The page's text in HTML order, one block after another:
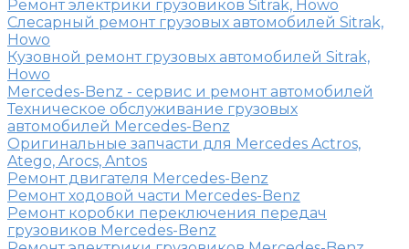
Ремонт электрики грузовиков Sitrak, Howo
Слесарный ремонт грузовых автомобилей Sitrak,
Howo
Кузовной ремонт грузовых автомобилей Sitrak,
Howo
Mercedes-Benz - сервис и ремонт автомобилей
Техническое обслуживание грузовых
автомобилей Mercedes-Benz
Оригинальные запчасти для Mercedes Actros,
Atego, Arocs, Antos
Ремонт двигателя Mercedes-Benz
Ремонт ходовой части Mercedes-Benz
Ремонт коробки переключения передач
грузовиков Mercedes-Benz